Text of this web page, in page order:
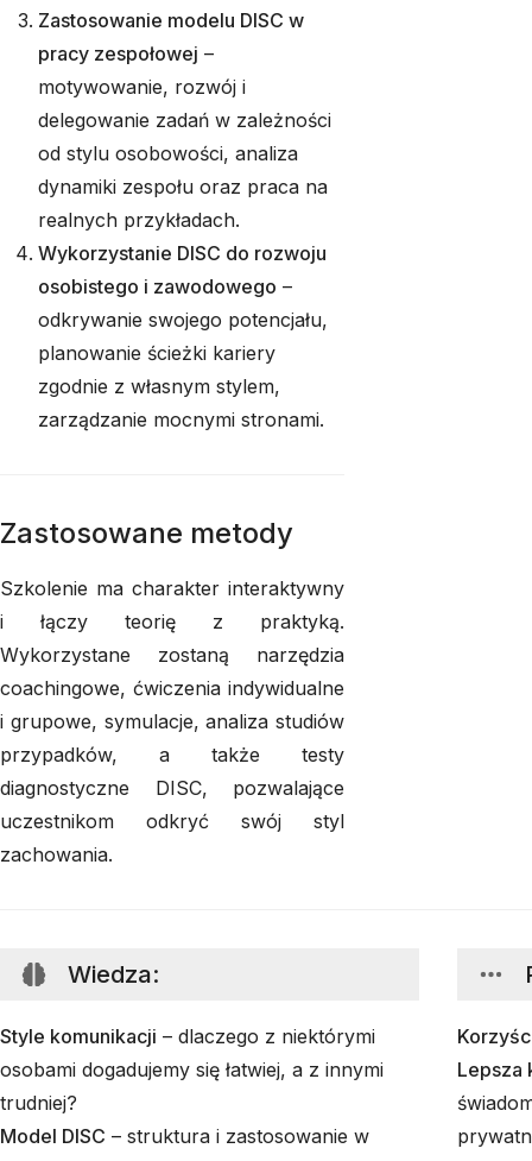
Zastosowanie modelu DISC w
pracy zespołowej –
motywowanie, rozwój i
delegowanie zadań w zależności
od stylu osobowości, analiza
dynamiki zespołu oraz praca na
realnych przykładach.
Wykorzystanie DISC do rozwoju
osobistego i zawodowego –
odkrywanie swojego potencjału,
planowanie ścieżki kariery
zgodnie z własnym stylem,
zarządzanie mocnymi stronami.
Zastosowane metody
Szkolenie ma charakter interaktywny
i łączy teorię z praktyką.
Wykorzystane zostaną narzędzia
coachingowe, ćwiczenia indywidualne
i grupowe, symulacje, analiza studiów
przypadków, a także testy
diagnostyczne DISC, pozwalające
uczestnikom odkryć swój styl
zachowania.
Wiedza:
Style komunikacji – dlaczego z niektórymi
osobami dogadujemy się łatwiej, a z innymi
trudniej?
Model DISC – struktura i zastosowanie w
Lepsza